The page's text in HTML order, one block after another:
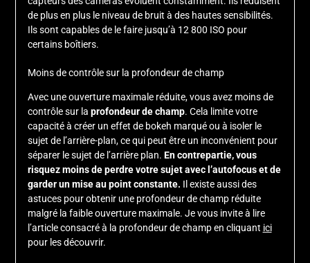
de plus en plus le niveau de bruit à des hautes sensibilités.
Ils sont capables de le faire jusqu’à 12 800 ISO pour
certains boîtiers.
Moins de contrôle sur la profondeur de champ
Avec une ouverture maximale réduite, vous avez moins de
contrôle sur la profondeur de champ. Cela limite votre
capacité à créer un effet de bokeh marqué ou à isoler le
sujet de l’arrière-plan, ce qui peut être un inconvénient pour
séparer le sujet de l’arrière plan. En contrepartie, vous
risquez moins de perdre votre sujet avec l’autofocus et de
garder un mise au point constante. Il existe aussi des
astuces pour obtenir une profondeur de champ réduite
malgré la faible ouverture maximale. Je vous invite à lire
l’article consacré à la profondeur de champ en cliquant ici
pour les découvrir.